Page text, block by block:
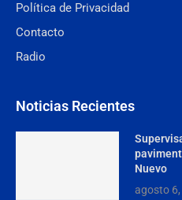
Política de Privacidad
Contacto
Radio
Noticias Recientes
Nuevo
agosto